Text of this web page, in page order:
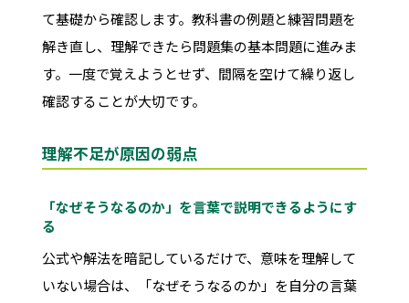
て基礎から確認します。教科書の例題と練習問題を
解き直し、理解できたら問題集の基本問題に進みま
す。一度で覚えようとせず、間隔を空けて繰り返し
確認することが大切です。
理解不足が原因の弱点
「なぜそうなるのか」を言葉で説明できるようにす
る
公式や解法を暗記しているだけで、意味を理解して
いない場合は、「なぜそうなるのか」を自分の言葉